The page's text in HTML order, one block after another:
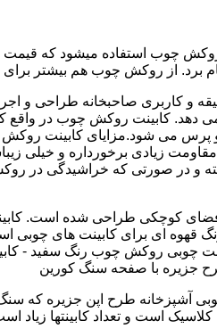
چوب استفاده میشود که قیمت
از روکش چوب هم بیشتر برای
و کاربری صاحبخانه طراحی و
کابینت روکش چوب در واقع
می شود.مزایای کابینت روکش
زیادی برخورداره و خیلی
در صورتی که خراشیدگی در روکش
کوچکی طراحی شده است.
قهوه ای برای کابینت های چوبی
چوبی روکش چوب رنگ سفید -
جزیره با صفحه سنگ کورین
آشپزخانه طرح اپن جزیره که
است و تعداد کابینتها زیاد